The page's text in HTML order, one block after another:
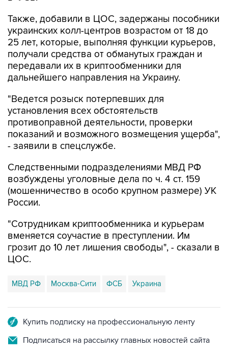
Также, добавили в ЦОС, задержаны пособники
украинских колл-центров возрастом от 18 до
25 лет, которые, выполняя функции курьеров,
получали средства от обманутых граждан и
передавали их в криптообменники для
дальнейшего направления на Украину.
"Ведется розыск потерпевших для
установления всех обстоятельств
противоправной деятельности, проверки
показаний и возможного возмещения ущерба",
- заявили в спецслужбе.
Следственными подразделениями МВД РФ
возбуждены уголовные дела по ч. 4 ст. 159
(мошенничество в особо крупном размере) УК
России.
"Сотрудникам криптообменника и курьерам
вменяется соучастие в преступлении. Им
грозит до 10 лет лишения свободы", - сказали в
ЦОС.
МВД РФ Москва-Сити ФСБ Украина
Купить подписку на профессиональную ленту
Подписаться на рассылку главных новостей сайта